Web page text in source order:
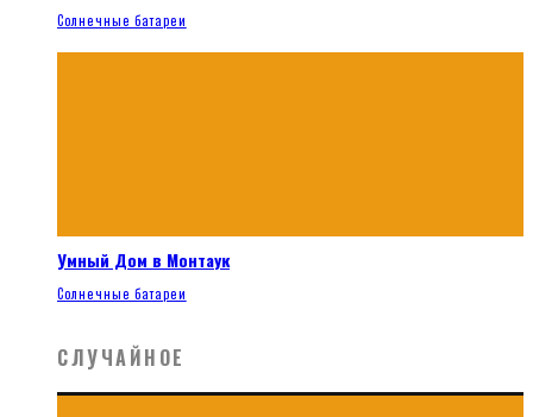
Солнечные батареи
Умный Дом в Монтаук
Солнечные батареи
СЛУЧАЙНОЕ